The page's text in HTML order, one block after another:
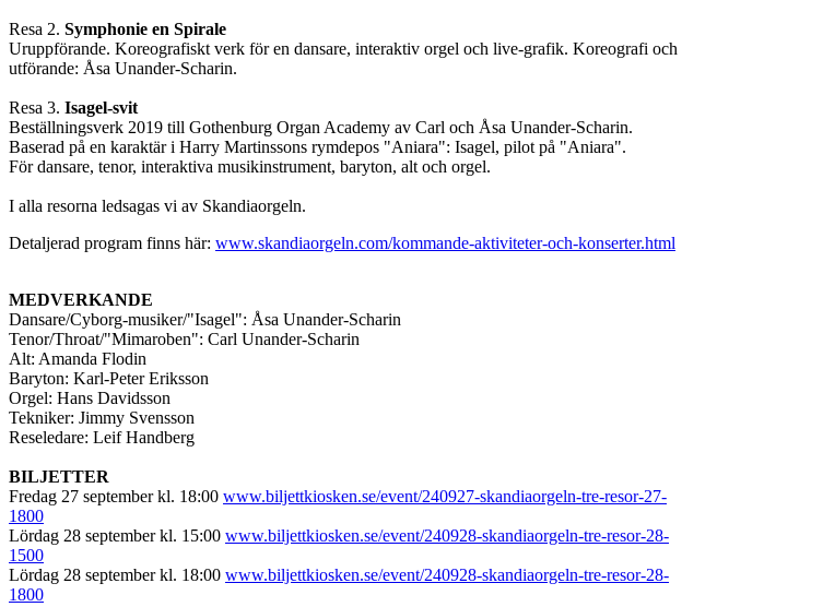
Resa 2. Symphonie en Spirale
Uruppförande. Koreografiskt verk för en dansare, interaktiv orgel och live-grafik. Koreografi och
utförande: Åsa Unander-Scharin.
Resa 3. Isagel-svit
Beställningsverk 2019 till Gothenburg Organ Academy av Carl och Åsa Unander-Scharin.
Baserad på en karaktär i Harry Martinssons rymdepos "Aniara": Isagel, pilot på "Aniara".
För dansare, tenor, interaktiva musikinstrument, baryton, alt och orgel.
I alla resorna ledsagas vi av Skandiaorgeln.
Detaljerad program finns här: www.skandiaorgeln.com/kommande-aktiviteter-och-konserter.html
MEDVERKANDE
Dansare/Cyborg-musiker/"Isagel": Åsa Unander-Scharin
Tenor/Throat/"Mimaroben": Carl Unander-Scharin
Alt: Amanda Flodin
Baryton: Karl-Peter Eriksson
Orgel: Hans Davidsson
Tekniker: Jimmy Svensson
Reseledare: Leif Handberg
BILJETTER
Fredag 27 september kl. 18:00 www.biljettkiosken.se/event/240927-skandiaorgeln-tre-resor-27-
1800
Lördag 28 september kl. 15:00 www.biljettkiosken.se/event/240928-skandiaorgeln-tre-resor-28-
1500
Lördag 28 september kl. 18:00 www.biljettkiosken.se/event/240928-skandiaorgeln-tre-resor-28-
1800